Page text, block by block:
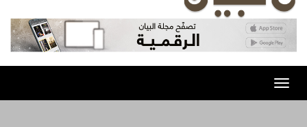
Toggle
navigation